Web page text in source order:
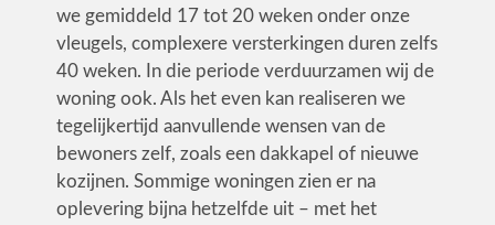
we gemiddeld 17 tot 20 weken onder onze
vleugels, complexere versterkingen duren zelfs
40 weken. In die periode verduurzamen wij de
woning ook. Als het even kan realiseren we
tegelijkertijd aanvullende wensen van de
bewoners zelf, zoals een dakkapel of nieuwe
kozijnen. Sommige woningen zien er na
oplevering bijna hetzelfde uit – met het